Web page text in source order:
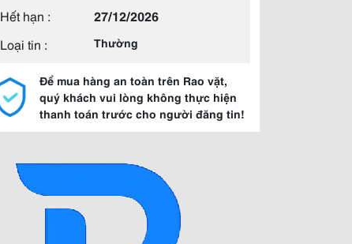
Hết hạn :
27/12/2026
Loại tin :
Thường
Để mua hàng an toàn trên Rao vặt,
quý khách vui lòng không thực hiện
thanh toán trước cho người đăng tin!